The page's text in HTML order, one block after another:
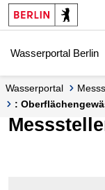
Springe zur
Springe zum Inhalt
Wasserportal Berlin
Wasserportal
: